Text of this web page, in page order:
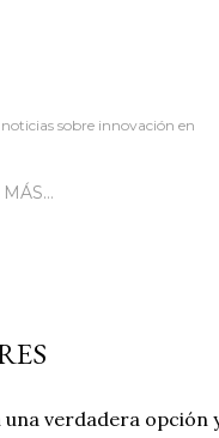
sobre innovación en
MÁS…
verdadera opción